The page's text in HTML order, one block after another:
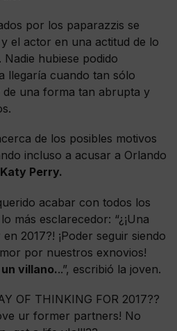
por los paparazzis se
el actor en una actitud de lo
hubiese podido
llegaría cuando tan sólo
una forma tan abrupta y
de los posibles motivos
incluso a acusar a Orlando
Perry.
acabar con todos los
más esclarecedor: “¿¡Una
2017?! ¡Poder seguir siendo
por nuestros exnovios!
villano...”, escribió la joven.
OF THINKING FOR 2017??
ur former partners! No